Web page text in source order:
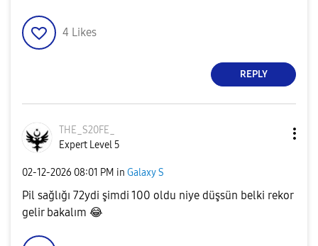
4 Likes
REPLY
THE_S20FE_
Expert Level 5
‎02-12-2026 08:01 PM in Galaxy S
Pil sağlığı 72ydi şimdi 100 oldu niye düşsün belki rekor
gelir bakalım 😂